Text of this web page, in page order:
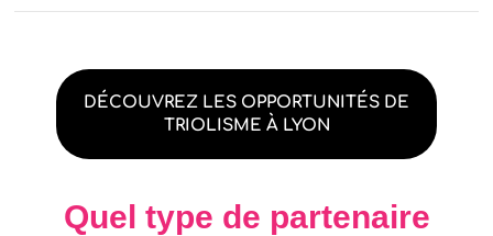
DÉCOUVREZ LES OPPORTUNITÉS DE
TRIOLISME À LYON
Quel type de partenaire